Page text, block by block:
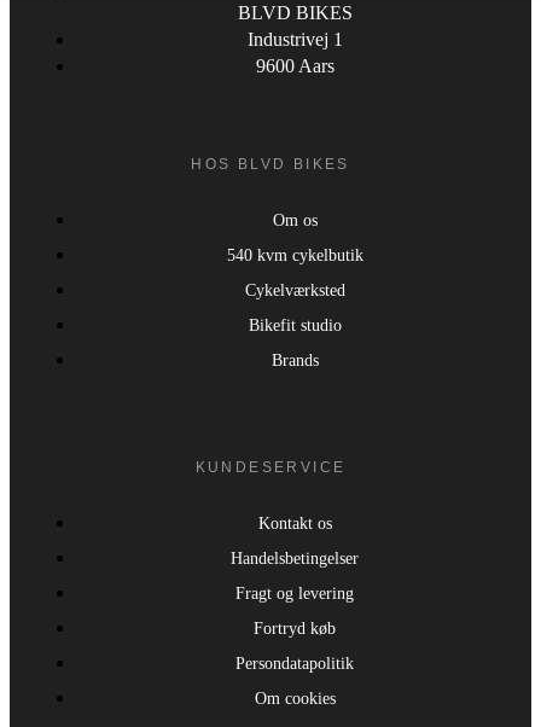
BLVD BIKES
Industrivej 1
9600 Aars
HOS BLVD BIKES
Om os
540 kvm cykelbutik
Cykelværksted
Bikefit studio
Brands
KUNDESERVICE
Kontakt os
Handelsbetingelser
Fragt og levering
Fortryd køb
Persondatapolitik
Om cookies